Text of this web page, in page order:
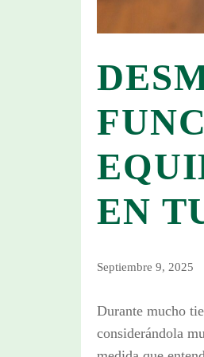
EN
Septiembre 9, 2025
Durante mucho
considerándola